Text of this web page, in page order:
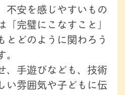
不安を感じやすいもの
完璧にこなすこと」
とどのように関わろう
、手遊びなども、技術
い雰囲気や子どもに伝